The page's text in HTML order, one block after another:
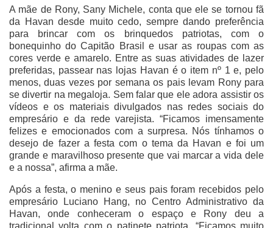
A mãe de Rony, Sany Michele, conta que ele se tornou fã
da Havan desde muito cedo, sempre dando preferência
para brincar com os brinquedos patriotas, com o
bonequinho do Capitão Brasil e usar as roupas com as
cores verde e amarelo. Entre as suas atividades de lazer
preferidas, passear nas lojas Havan é o item nº 1 e, pelo
menos, duas vezes por semana os pais levam Rony para
se divertir na megaloja. Sem falar que ele adora assistir os
vídeos e os materiais divulgados nas redes sociais do
empresário e da rede varejista. “Ficamos imensamente
felizes e emocionados com a surpresa. Nós tínhamos o
desejo de fazer a festa com o tema da Havan e foi um
grande e maravilhoso presente que vai marcar a vida dele
e a nossa”, afirma a mãe.
Após a festa, o menino e seus pais foram recebidos pelo
empresário Luciano Hang, no Centro Administrativo da
Havan, onde conheceram o espaço e Rony deu a
tradicional volta com o patinete patriota. “Ficamos muito